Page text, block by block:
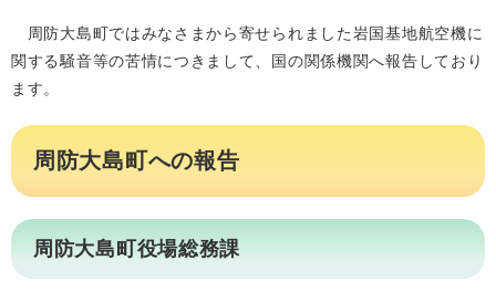
周防大島町ではみなさまから寄せられました岩国基地航空機に
関する騒音等の苦情につきまして、国の関係機関へ報告しており
ます。
周防大島町への報告
周防大島町役場総務課